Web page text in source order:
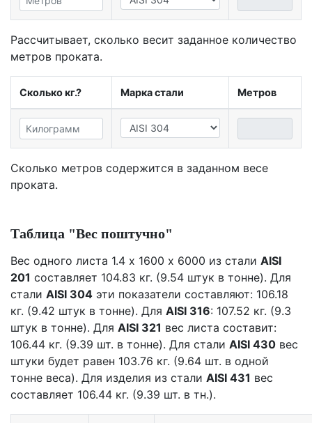
Рассчитывает, сколько весит заданное количество
метров проката.
Сколько кг.? Марка стали Метров
Сколько метров содержится в заданном весе
проката.
Таблица "Вес поштучно"
Вес одного листа 1.4 х 1600 х 6000 из стали AISI
201 составляет 104.83 кг. (9.54 штук в тонне). Для
стали AISI 304 эти показатели составляют: 106.18
кг. (9.42 штук в тонне). Для AISI 316: 107.52 кг. (9.3
штук в тонне). Для AISI 321 вес листа составит:
106.44 кг. (9.39 шт. в тонне). Для стали AISI 430 вес
штуки будет равен 103.76 кг. (9.64 шт. в одной
тонне веса). Для изделия из стали AISI 431 вес
составляет 106.44 кг. (9.39 шт. в тн.).